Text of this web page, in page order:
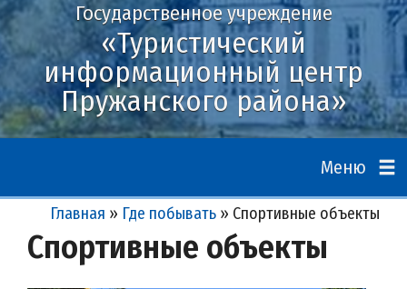
Государственное учреждение
«Туристический
информационный центр
Пружанского района»
Меню
Главная » Где побывать » Спортивные объекты
Спортивные объекты